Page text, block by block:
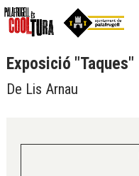
Exposició "Taques"
De Lis Arnau